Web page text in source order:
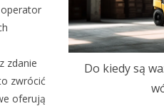
Do kiedy są
zdanie
zwrócić
oferują